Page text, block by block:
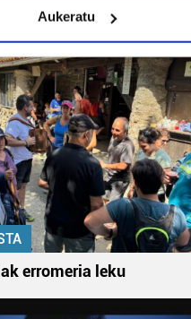
device by actively
(fingerprinting)
how your personal data is
in the
details section
zure datu pertsonalak
zure IP zenbakia, besteak
cookieak adibidez, iragarki
eskaintzeko, iragarkiak eta
buruzko informazioa
Zure datuak nork eta
ez dizute baimenik eskatzen,
Aukeratu
erromeria leku